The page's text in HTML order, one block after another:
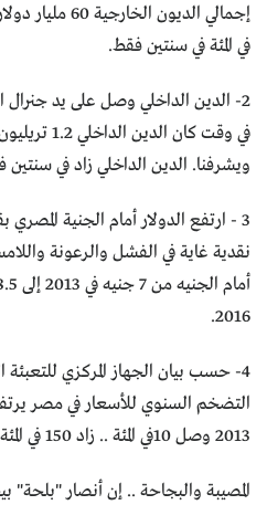
في المئة في سنتين فقط.
في وقت كان
ويشرفنا. الدين الداخلي زاد في سنتين فقط بنسبة 120
نقدية غاية في الفشل والرعونة
2016.
2013 وصل 10في المئة .. زاد 150 في المئة يا حضرات.
المصيبة والبجاحة .. إن أنصار "بلحة"